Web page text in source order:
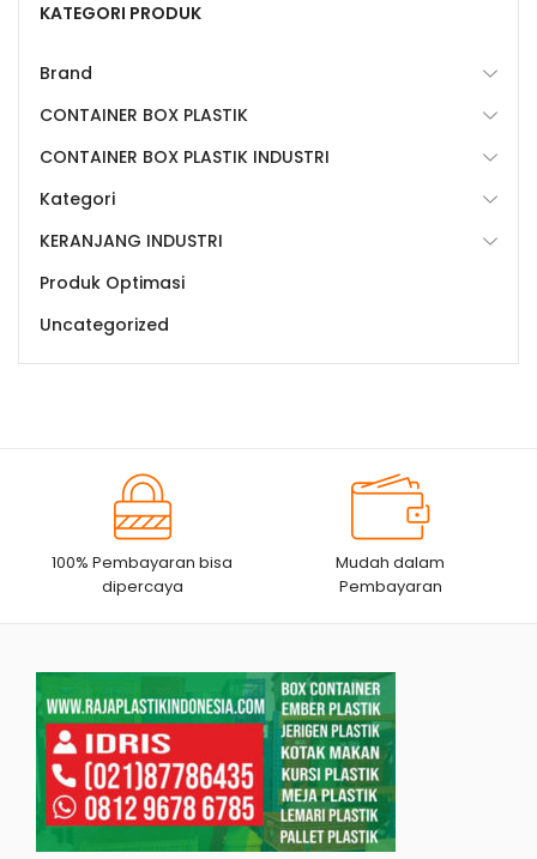
KATEGORI PRODUK
Brand
CONTAINER BOX PLASTIK
CONTAINER BOX PLASTIK INDUSTRI
Kategori
KERANJANG INDUSTRI
Produk Optimasi
Uncategorized
100% Pembayaran bisa
dipercaya
Mudah dalam
Pembayaran